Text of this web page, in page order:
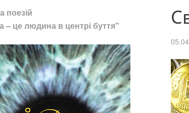
поезій
– це людина в центрі буття"